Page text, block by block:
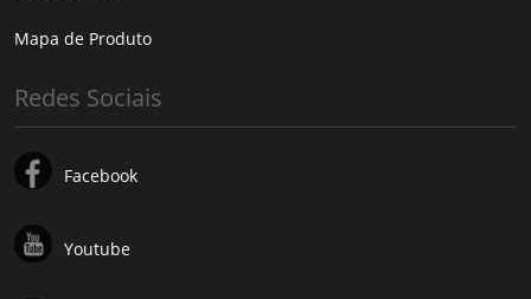
Mapa de Produto
Redes Sociais
Facebook
Youtube